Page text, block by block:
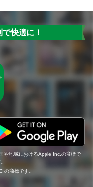
快適に！
や地域におけるApple Inc.の商標で
の商標です。